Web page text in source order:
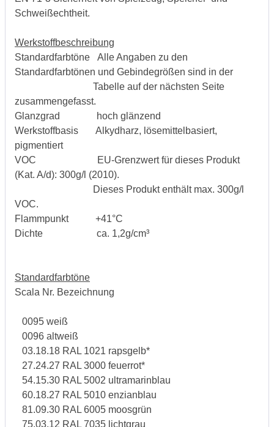
Schweißechtheit.
Werkstoffbeschreibung
Standardfarbtöne Alle Angaben zu den
Standardfarbtönen und Gebindegrößen sind in der
Tabelle auf der nächsten Seite
zusammengefasst.
Glanzgrad hoch glänzend
Werkstoffbasis Alkydharz, lösemittelbasiert,
pigmentiert
VOC EU-Grenzwert für dieses Produkt
(Kat. A/d): 300g/l (2010).
Dieses Produkt enthält max. 300g/l
VOC.
Flammpunkt +41°C
Dichte ca. 1,2g/cm³
Standardfarbtöne
Scala Nr. Bezeichnung
0095 weiß
0096 altweiß
03.18.18 RAL 1021 rapsgelb*
27.24.27 RAL 3000 feuerrot*
54.15.30 RAL 5002 ultramarinblau
60.18.27 RAL 5010 enzianblau
81.09.30 RAL 6005 moosgrün
75.03.12 RAL 7035 lichtgrau